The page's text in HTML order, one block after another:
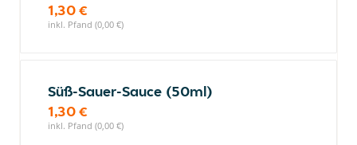
1,30 €
inkl. Pfand (0,00 €)
Süß-Sauer-Sauce (50ml)
1,30 €
inkl. Pfand (0,00 €)